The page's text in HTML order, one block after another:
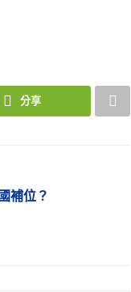
分享
補位？